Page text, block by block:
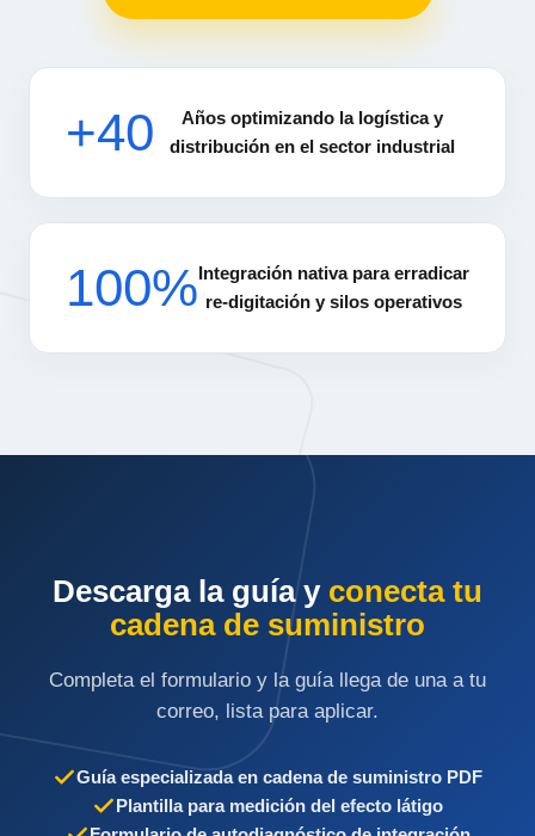
+40
Años optimizando la logística y
distribución en el sector industrial
100%Integración nativa para erradicar
re-digitación y silos operativos
Descarga la guía y conecta tu
cadena de suministro
Completa el formulario y la guía llega de una a tu
correo, lista para aplicar.
Guía especializada en cadena de suministro PDF
Plantilla para medición del efecto látigo